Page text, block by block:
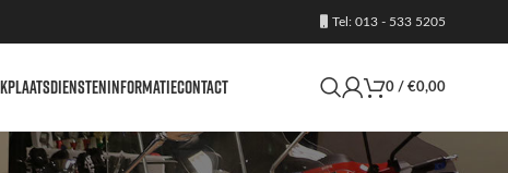
Tel: 013 - 533 5205
DIENSTENINFORMATIECONTACT 0 / €0,00